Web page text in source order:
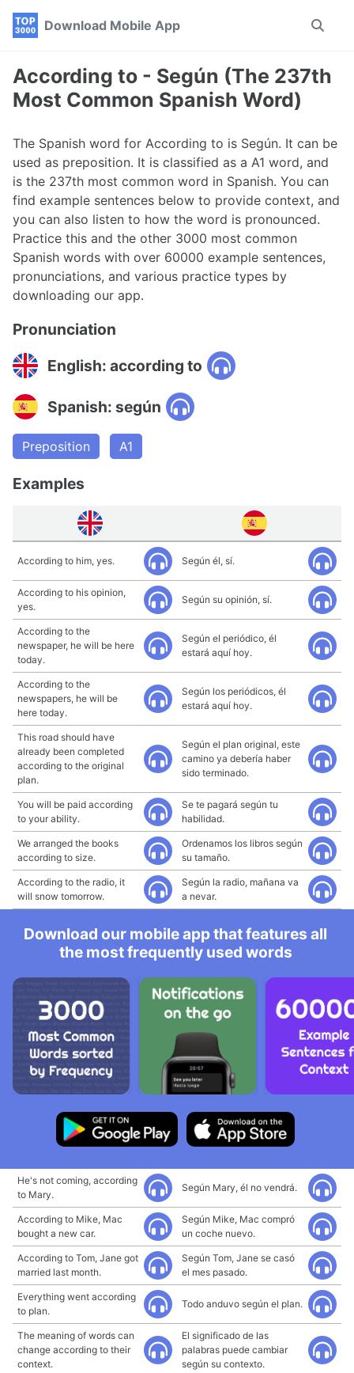
Skip
navigation
Skip
Skip
Download Mobile App
Toggle
According to - Según (The 237th
Most Common Spanish Word)
The Spanish word for According to is Según. It can be
used as preposition. It is classified as a A1 word, and
is the 237th most common word in Spanish. You can
find example sentences below to provide context, and
you can also listen to how the word is pronounced.
Practice this and the other 3000 most common
Spanish words with over 60000 example sentences,
pronunciations, and various practice types by
downloading our app.
Pronunciation
English: according to
Spanish: según
Preposition A1
Examples
According to him, yes. Según él, sí.
According to his opinion,
yes.
Según su opinión, sí.
According to the
newspaper, he will be here
today.
Según el periódico, él
estará aquí hoy.
According to the
newspapers, he will be
here today.
Según los periódicos, él
estará aquí hoy.
This road should have
already been completed
according to the original
plan.
Según el plan original, este
camino ya debería haber
sido terminado.
You will be paid according
to your ability.
Se te pagará según tu
habilidad.
We arranged the books
according to size.
Ordenamos los libros según
su tamaño.
According to the radio, it
will snow tomorrow.
Según la radio, mañana va
a nevar.
Download our mobile app that features all
the most frequently used words
He's not coming, according
to Mary.
Según Mary, él no vendrá.
According to Mike, Mac
bought a new car.
Según Mike, Mac compró
un coche nuevo.
According to Tom, Jane got
married last month.
Según Tom, Jane se casó
el mes pasado.
Everything went according
to plan.
Todo anduvo según el plan.
The meaning of words can
change according to their
context.
El significado de las
palabras puede cambiar
según su contexto.